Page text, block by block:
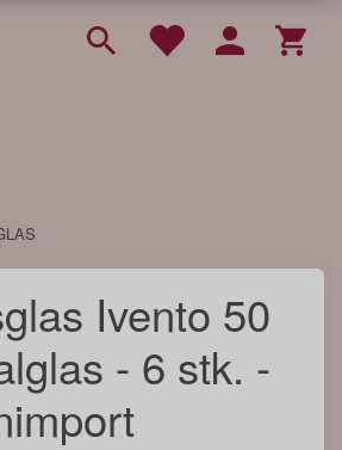
Ivento 50
- 6 stk. -